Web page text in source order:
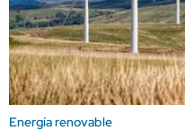
Energía renovable